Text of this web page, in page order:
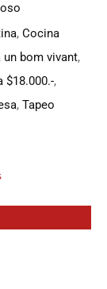
, Cocina
un bom vivant,
$18.000.-,
, Tapeo